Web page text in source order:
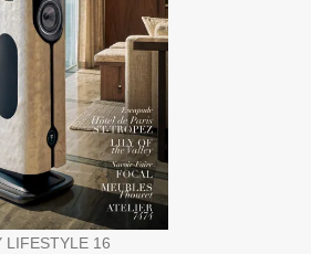
LIFESTYLE 16